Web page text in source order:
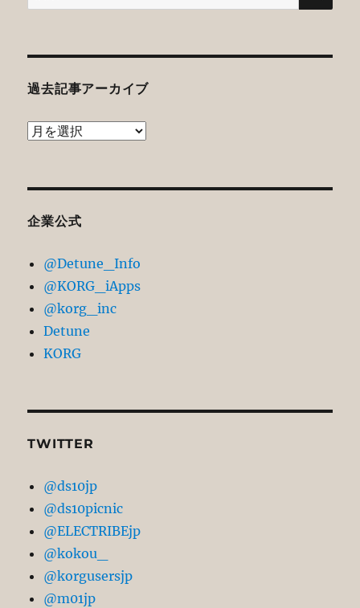
索:
過去記事アーカイブ
過
ア
カ
イ
ブ
企業公式
@Detune_Info
@KORG_iApps
@korg_inc
Detune
KORG
TWITTER
@ds10jp
@ds10picnic
@ELECTRIBEjp
@kokou_
@korgusersjp
@m01jp